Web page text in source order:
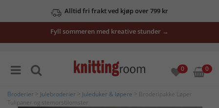
Alltid fri frakt ved kjøp over 799 kr
Fyll sommeren med kreative stunder →
0 0
Broderier Julebroderier Juleduker & løpere > Broderipakke Løper
Tulipaner og stemorsblomster